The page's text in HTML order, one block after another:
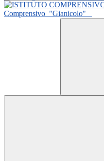
Comprensivo "Gianicolo"